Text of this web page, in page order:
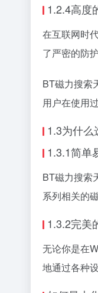
1.2.4高度
在互联网时
了严密的防
BT磁力搜索
用户在使用
1.3为什么
1.3.1简单
BT磁力搜索
系列相关的
1.3.2完美
无论你是在
地通过各种